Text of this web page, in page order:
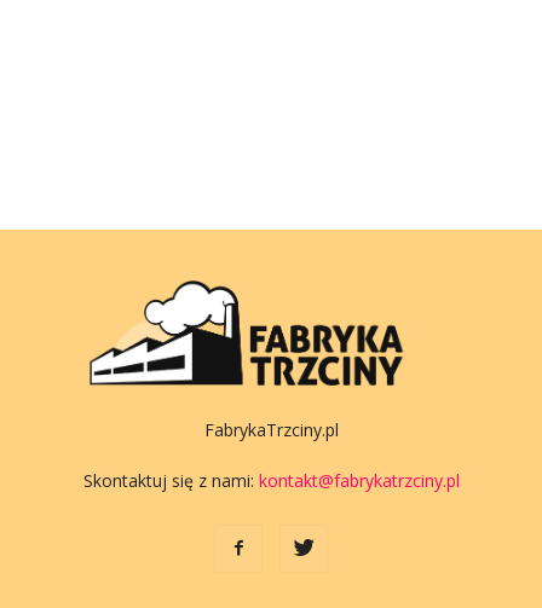
FabrykaTrzciny.pl
Skontaktuj się z nami: kontakt@fabrykatrzciny.pl